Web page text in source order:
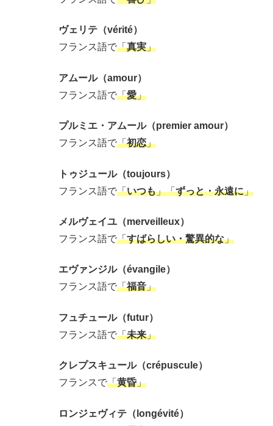
ヴェリテ（vérité）
フランス語で「真実」
アムール（amour）
フランス語で「愛」
プルミエ・アムール（premier amour）
フランス語で「初恋」
トゥジュール（toujours）
フランス語で「いつも」「ずっと・永遠に」
メルヴェイユ（merveilleux）
フランス語で「すばらしい・驚異的な」
エヴァンジル（évangile）
フランス語で「福音」
フュチュール（futur）
フランス語で「未来」
クレプスキュール（crépuscule）
フランスで「黄昏」
ロンジェヴィテ（longévité）